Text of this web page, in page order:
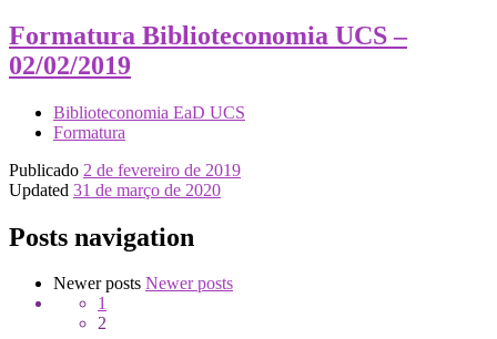
Formatura Biblioteconomia UCS –
02/02/2019
Biblioteconomia EaD UCS
Formatura
Publicado 2 de fevereiro de 2019
Updated 31 de março de 2020
Posts navigation
Newer posts Newer posts
1
2